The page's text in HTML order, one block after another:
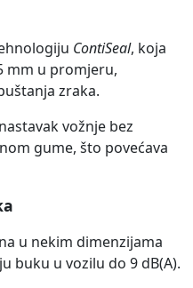
ContiSeal, koja
mm u promjeru,
zraka.
vožnje bez
gume, što povećava
u nekim dimenzijama
buku u vozilu do 9 dB(A).